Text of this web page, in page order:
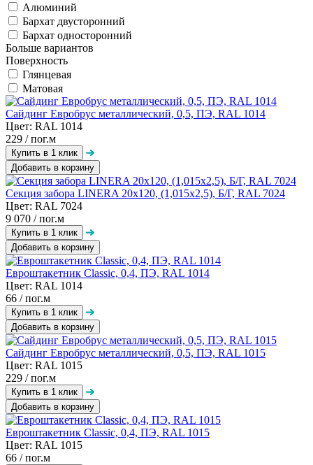
Алюминий
Бархат двусторонний
Бархат односторонний
Больше вариантов
Поверхность
Глянцевая
Матовая
Сайдинг Евробрус металлический, 0,5, ПЭ, RAL 1014
Цвет: RAL 1014
229 / пог.м
Добавить в корзину
Секция забора LINERA 20х120, (1,015х2,5), Б/Г, RAL 7024
Цвет: RAL 7024
9 070 / пог.м
Добавить в корзину
Евроштакетник Classic, 0,4, ПЭ, RAL 1014
Цвет: RAL 1014
66 / пог.м
Добавить в корзину
Сайдинг Евробрус металлический, 0,5, ПЭ, RAL 1015
Цвет: RAL 1015
229 / пог.м
Добавить в корзину
Евроштакетник Classic, 0,4, ПЭ, RAL 1015
Цвет: RAL 1015
66 / пог.м